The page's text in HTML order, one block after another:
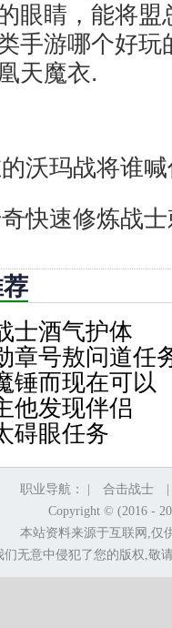
眼睛，能将盟
手游哪个好玩
天魔衣.
沃玛战将谁
快速修炼战
士酒气护体
章号敖问道任
锤而现在可以
他发现伴侣
碍眼任务
职业导航： | 合击战士
Copyright © (2016 -
本站资料来源于互联网,仅
们无意中侵犯了您的版权,敬